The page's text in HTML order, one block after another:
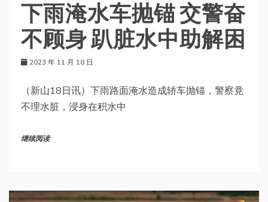
下雨淹水车抛锚 交警奋
不顾身 趴脏水中助解困
2023 年 11 月 18 日
（新山18日讯）下雨路面淹水造成轿车抛锚，警察竟
不理水脏，浸身在积水中
继续阅读